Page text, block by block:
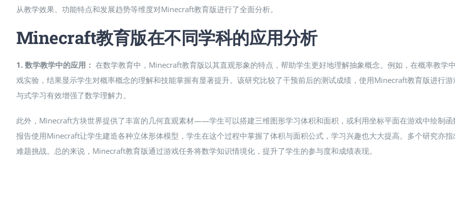
从教学效果、功能特点和发展趋势等维度对Minecraft教育版进行了全面分析。
Minecraft教育版在不同学科的应用分析
1. 数学教学中的应用： 在数学教育中，Minecraft教育版以其直观形象的特点，帮助学生更好地理解抽象概念。例如，在概率教学
戏实验，结果显示学生对概率概念的理解和技能掌握有显著提升​。该研究比较了干预前后的测试成绩，使用Minecraft教育版进行
与式学习有效增强了数学理解力。
此外，Minecraft方块世界提供了丰富的几何直观素材——学生可以搭建三维图形学习体积和面积，或利用坐标平面在游戏中绘制
报告使用Minecraft让学生建造各种立体形体模型，学生在这个过程中掌握了体积与面积公式，学习兴趣也大大提高。多个研究亦
难题挑战​。总的来说，Minecraft教育版通过游戏任务将数学知识情境化，提升了学生的参与度和成绩表现​。